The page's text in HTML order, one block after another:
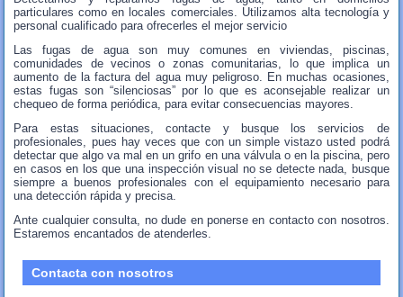
particulares como en locales comerciales. Utilizamos alta tecnología y
personal cualificado para ofrecerles el mejor servicio
Las fugas de agua son muy comunes en viviendas, piscinas,
comunidades de vecinos o zonas comunitarias, lo que implica un
aumento de la factura del agua muy peligroso. En muchas ocasiones,
estas fugas son “silenciosas” por lo que es aconsejable realizar un
chequeo de forma periódica, para evitar consecuencias mayores.
Para estas situaciones, contacte y busque los servicios de
profesionales, pues hay veces que con un simple vistazo usted podrá
detectar que algo va mal en un grifo en una válvula o en la piscina, pero
en casos en los que una inspección visual no se detecte nada, busque
siempre a buenos profesionales con el equipamiento necesario para
una detección rápida y precisa.
Ante cualquier consulta, no dude en ponerse en contacto con nosotros.
Estaremos encantados de atenderles.
Contacta con nosotros